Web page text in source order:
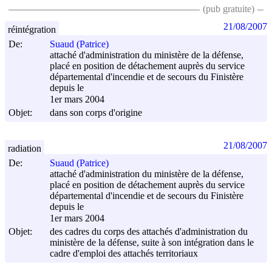
(pub gratuite)
De:
Suaud (Patrice)
attaché d'administration du ministère de la défense,
placé en position de détachement auprès du service
départemental d'incendie et de secours du Finistère
depuis le
1er mars 2004
Objet:
dans son corps d'origine
réintégration 21/08/2007
De:
Suaud (Patrice)
attaché d'administration du ministère de la défense,
placé en position de détachement auprès du service
départemental d'incendie et de secours du Finistère
depuis le
1er mars 2004
Objet:
des cadres du corps des attachés d'administration du
ministère de la défense, suite à son intégration dans le
cadre d'emploi des attachés territoriaux
radiation 21/08/2007